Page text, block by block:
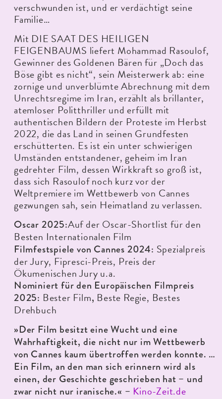
verschwunden ist, und er verdächtigt seine
Familie…
Mit DIE SAAT DES HEILIGEN
FEIGENBAUMS liefert Mohammad Rasoulof,
Gewinner des Goldenen Bären für „Doch das
Böse gibt es nicht“, sein Meisterwerk ab: eine
zornige und unverblümte Abrechnung mit dem
Unrechtsregime im Iran, erzählt als brillanter,
atemloser Politthriller und erfüllt mit
authentischen Bildern der Proteste im Herbst
2022, die das Land in seinen Grundfesten
erschütterten. Es ist ein unter schwierigen
Umständen entstandener, geheim im Iran
gedrehter Film, dessen Wirkkraft so groß ist,
dass sich Rasoulof noch kurz vor der
Weltpremiere im Wettbewerb von Cannes
gezwungen sah, sein Heimatland zu verlassen.
Oscar 2025:Auf der Oscar-Shortlist für den
Besten Internationalen Film
Filmfestspiele von Cannes 2024: Spezialpreis
der Jury, Fipresci-Preis, Preis der
Ökumenischen Jury u.a.
Nominiert für den Europäischen Filmpreis
2025: Bester Film, Beste Regie, Bestes
Drehbuch
»Der Film besitzt eine Wucht und eine
Wahrhaftigkeit, die nicht nur im Wettbewerb
von Cannes kaum übertroffen werden konnte. …
Ein Film, an den man sich erinnern wird als
einen, der Geschichte geschrieben hat – und
zwar nicht nur iranische.« – Kino-Zeit.de